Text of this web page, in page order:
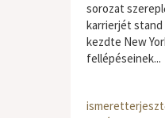
sorozat
karrierjét
kezdte New
fellépéseinek...